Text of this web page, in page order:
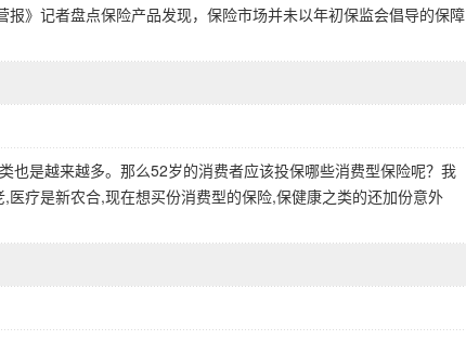
》记者盘点保险产品发现，保险市场并未以年初保监会倡导的保障
也是越来越多。那么52岁的消费者应该投保哪些消费型保险呢？我
疗是新农合,现在想买份消费型的保险,保健康之类的还加份意外